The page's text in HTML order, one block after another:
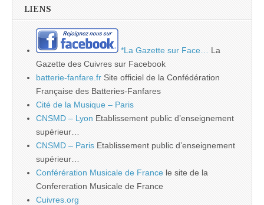
LIENS
*La Gazette sur Face…
La
Gazette des Cuivres sur Facebook
batterie-fanfare.fr Site officiel de la Confédération
Française des Batteries-Fanfares
Cité de la Musique – Paris
CNSMD – Lyon Etablissement public d’enseignement
supérieur…
CNSMD – Paris Etablissement public d’enseignement
supérieur…
Conférération Musicale de France le site de la
Confereration Musicale de France
Cuivres.org